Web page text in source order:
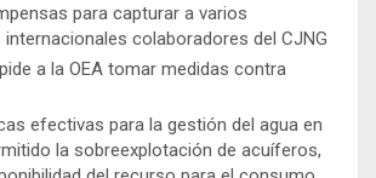
para capturar a varios
colaboradores del CJNG
a la OEA tomar medidas contra
efectivas para la gestión del agua en
la sobreexplotación de acuíferos,